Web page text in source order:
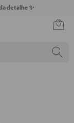
detalhe ✨